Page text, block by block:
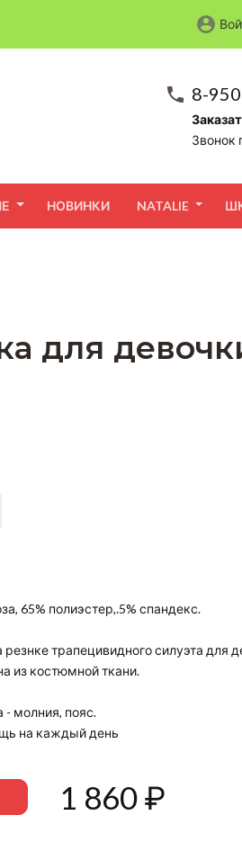
8-
Звонок
НОВИНКИ NATALIE
для
65% полиэстер,.5% спандекс.
трапецивидного силуэта для
из костюмной ткани.
- молния, пояс.
на каждый день
1 860₽